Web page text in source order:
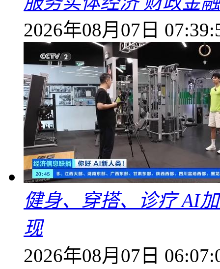
2026年08月07日
健身、穿搭、诊疗 AI
现
2026年08月07日